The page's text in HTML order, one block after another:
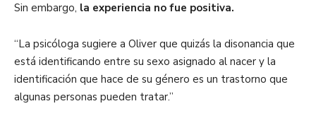
Sin embargo, la experiencia no fue positiva.
“La psicóloga sugiere a Oliver que quizás la disonancia que
está identificando entre su sexo asignado al nacer y la
identificación que hace de su género es un trastorno que
algunas personas pueden tratar.”